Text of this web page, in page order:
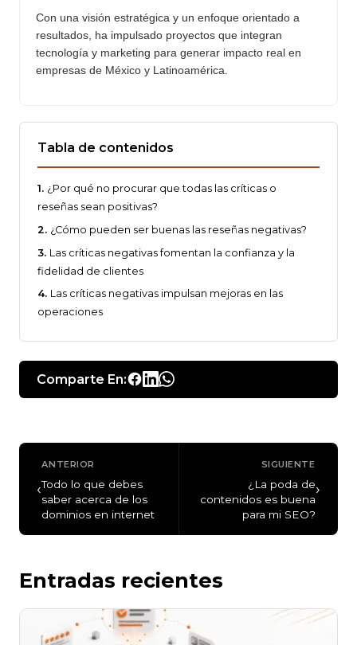
Con una visión estratégica y un enfoque orientado a
resultados, ha impulsado proyectos que integran
tecnología y marketing para generar impacto real en
empresas de México y Latinoamérica.
Tabla de contenidos
¿Por qué no procurar que todas las críticas o
reseñas sean positivas?
¿Cómo pueden ser buenas las reseñas negativas?
Las críticas negativas fomentan la confianza y la
fidelidad de clientes
Las críticas negativas impulsan mejoras en las
operaciones
Comparte En:
‹
ANTERIOR
Todo lo que debes
saber acerca de los
dominios en internet
SIGUIENTE
¿La poda de
contenidos es buena
para mi SEO?
›
Entradas recientes